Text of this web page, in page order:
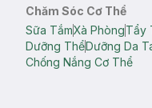
Chăm Sóc Cơ Thể
Sữa TắmXà PhòngTẩy
Dưỡng ThểDưỡng Da
Chống Nắng Cơ Thể